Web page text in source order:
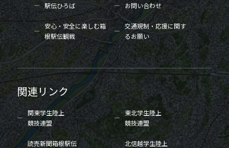
駅伝ひろば お問い合わせ
安心・安全に楽しむ箱
根駅伝観戦
交通規制・応援に関す
るお願い
関連リンク
関東学生陸上
競技連盟
東北学生陸上
競技連盟
読売新聞箱根駅伝
北信越学生陸上